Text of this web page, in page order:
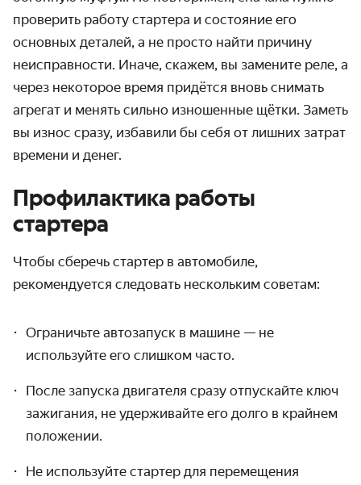
проверить работу стартера и состояние его
основных деталей, а не просто найти причину
неисправности. Иначе, скажем, вы замените реле, а
через некоторое время придётся вновь снимать
агрегат и менять сильно изношенные щётки. Заметь
вы износ сразу, избавили бы себя от лишних затрат
времени и денег.
Профилактика работы
стартера
Чтобы сберечь стартер в автомобиле,
рекомендуется следовать нескольким советам:
Ограничьте автозапуск в машине — не
используйте его слишком часто.
После запуска двигателя сразу отпускайте ключ
зажигания, не удерживайте его долго в крайнем
положении.
Не используйте стартер для перемещения